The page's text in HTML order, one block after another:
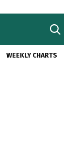
WEEKLY CHARTS